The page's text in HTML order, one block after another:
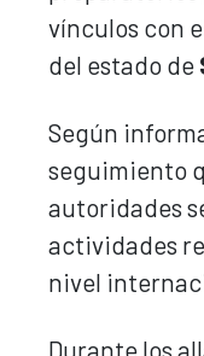
vínculos con
del estado de
Según
seguimiento
autoridades
actividades
nivel
Durante los